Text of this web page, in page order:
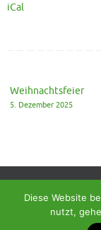
iCal
Weihnachtsfeier
5. Dezember 2025
© 2018 -
Diese Website
nutzt,